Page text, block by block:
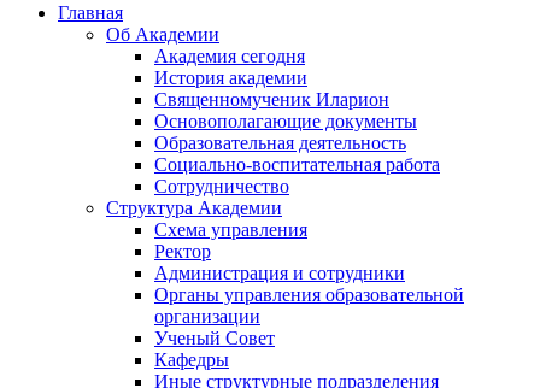
Главная
Об Академии
Академия сегодня
История академии
Священномученик Иларион
Основополагающие документы
Образовательная деятельность
Социально-воспитательная работа
Сотрудничество
Структура Академии
Схема управления
Ректор
Администрация и сотрудники
Органы управления образовательной
организации
Ученый Совет
Кафедры
Иные структурные подразделения